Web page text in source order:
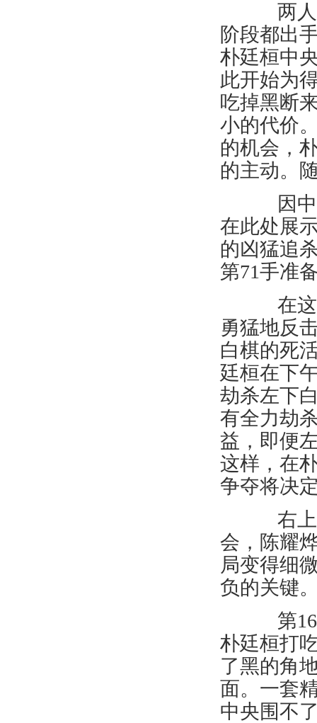
两人
阶段都出
朴廷桓中
此开始为
吃掉黑断
小的代价
的机会，
的主动。
因中
在此处展
的凶猛追
第71手准
在这
勇猛地反
白棋的死
廷桓在下
劫杀左下
有全力劫
益，即便
这样，在
争夺将决
右上
会，陈耀
局变得细
负的关键
第160
朴廷桓打
了黑的角
面。一套
中央围不